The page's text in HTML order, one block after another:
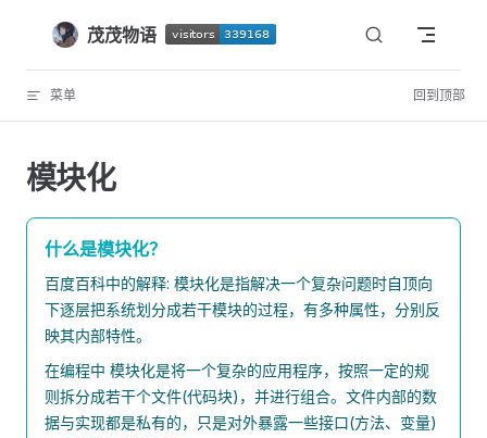
Skip to content
茂茂物语
菜单 回到顶部
模块化
什么是模块化？
百度百科中的解释: 模块化是指解决一个复杂问题时自顶向
下逐层把系统划分成若干模块的过程，有多种属性，分别反
映其内部特性。
在编程中 模块化是将一个复杂的应用程序，按照一定的规
则拆分成若干个文件(代码块)，并进行组合。文件内部的数
据与实现都是私有的，只是对外暴露一些接口(方法、变量)